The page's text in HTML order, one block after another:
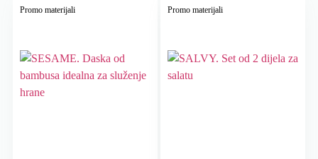
Promo materijali Promo materijali